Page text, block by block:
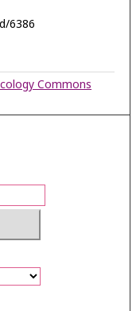
6386
Commons